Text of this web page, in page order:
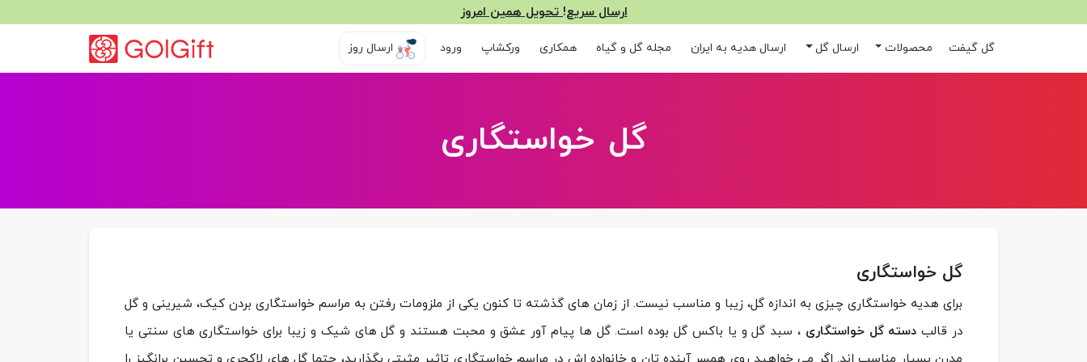
ارسال سریع! تحویل همین امروز
گل گیفت محصولات ارسال گل ارسال هدیه به ایران مجله گل و گیاه همکاری ورکشاپ ورود ارسال روز
گل خواستگاری
گل خواستگاری
برای هدیه خواستگاری چیزی به اندازه گل، زیبا و مناسب نیست. از زمان های گذشته تا کنون یکی از ملزومات رفتن به مراسم خواستگاری بردن کیک، شیرینی و گل
در قالب دسته گل خواستگاری، سبد گل و یا باکس گل بوده است. گل ها پیام آور عشق و محبت هستند و گل های شیک و زیبا برای خواستگاری های سنتی یا